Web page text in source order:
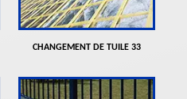
CHANGEMENT DE TUILE 33